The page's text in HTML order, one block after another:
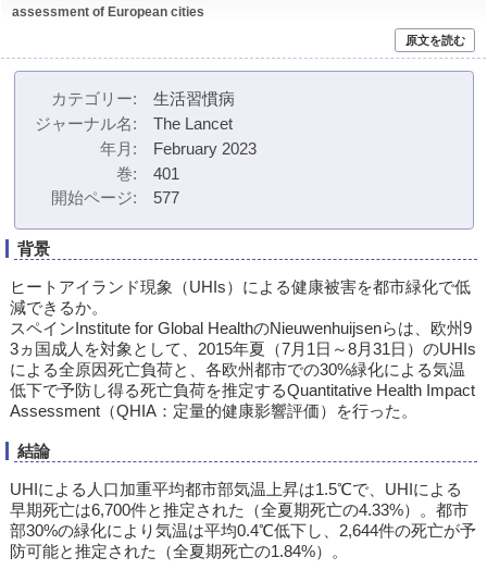
assessment of European cities
原文を読む
カテゴリー
生活習慣病
ジャーナル名
The Lancet
年月
February 2023
巻
401
開始ページ
577
背景
ヒートアイランド現象（UHIs）による健康被害を都市緑化で低
減できるか。
スペインInstitute for Global HealthのNieuwenhuijsenらは、欧州9
3ヵ国成人を対象として、2015年夏（7月1日～8月31日）のUHIs
による全原因死亡負荷と、各欧州都市での30%緑化による気温
低下で予防し得る死亡負荷を推定するQuantitative Health Impact
Assessment（QHIA：定量的健康影響評価）を行った。
結論
UHIによる人口加重平均都市部気温上昇は1.5℃で、UHIによる
早期死亡は6,700件と推定された（全夏期死亡の4.33%）。都市
部30%の緑化により気温は平均0.4℃低下し、2,644件の死亡が予
防可能と推定された（全夏期死亡の1.84%）。